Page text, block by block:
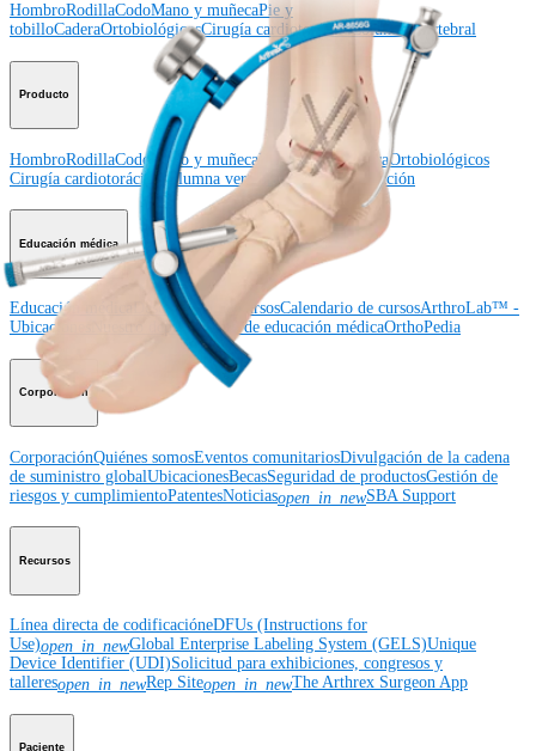
HombroRodillaCodoMano y muñecaPie y
tobilloCaderaOrtobiológicosCirugía cardiotorácicaColumna vertebral
Producto
HombroRodillaCodo Mano y muñecaPie y tobilloCaderaOrtobiológicos
Cirugía cardiotorácicaColumna vertebralImagen y resección
Educación médica
Educación médica Descripción de cursosCalendario de cursosArthroLab™ -
Ubicaciones
Nuestro departamento de educación médicaOrthoPedia
Corporación
CorporaciónQuiénes somosEventos comunitariosDivulgación de la cadena
de suministro globalUbicacionesBecasSeguridad de productosGestión de
riesgos y cumplimientoPatentesNoticiasopen_in_newSBA Support
Recursos
Línea directa de codificacióneDFUs (Instructions for
Use)open_in_newGlobal Enterprise Labeling System (GELS)Unique
Device Identifier (UDI)Solicitud para exhibiciones, congresos y
talleresopen_in_newRep Siteopen_in_newThe Arthrex Surgeon App
Paciente